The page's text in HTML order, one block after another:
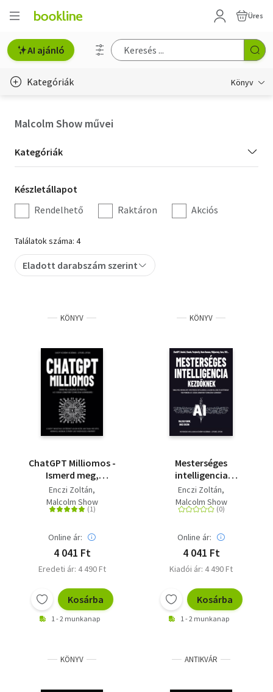
Üres
AI ajánló
Kategóriák Könyv
Hobbi, szabadidő
Irodalom
Művészet
Szakkönyv
Tankönyv, segédkönyv
Társadalomtudomány
Természettudomány
Történelem
Malcolm Show művei
Kategória
szűrés
Kategóriák
Készletállapot
szűrés
Készletállapot
Rendelhető
Raktáron Akciós
Találatok száma: 4
Eladott darabszám szerint
KÖNYV
ChatGPT Milliomos -
Ismerd meg,
alkalmazd, és profitálj
a 21. század
legnagyobb
újdonságából!
Enczi Zoltán
Malcolm Show
Online ár:
4 041 Ft
Eredeti ár: 4 490 Ft
Kosárba
1 - 2 munkanap
KÖNYV
Mesterséges
intelligencia
kezdőknek - Tanuld
meg, hogyan lehet a
mesterséges
kollégád és
segítőtársad!
Enczi Zoltán
Malcolm Show
Online ár:
4 041 Ft
Kiadói ár: 4 490 Ft
Kosárba
1 - 2 munkanap
KÖNYV ANTIKVÁR